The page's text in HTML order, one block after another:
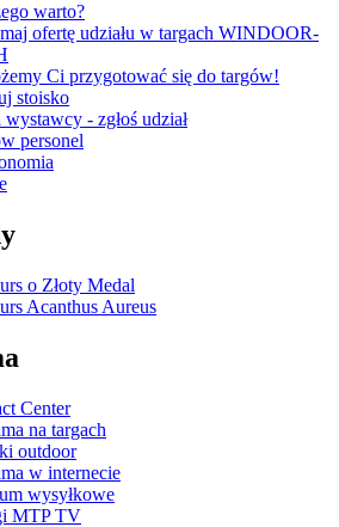
warto?
ofertę udziału w targach WINDOOR-
Ci przygotować się do targów!
stoisko
wystawcy - zgłoś udział
personel
o Złoty Medal
Acanthus Aureus
Center
na targach
outdoor
w internecie
wysyłkowe
MTP TV